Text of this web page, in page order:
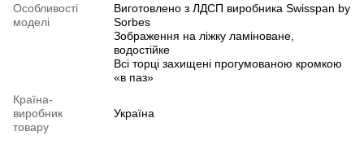
Особливості
моделі
Виготовлено з ЛДСП виробника Swisspan by
Sorbes
Зображення на ліжку ламіноване,
водостійке
Всі торці захищені прогумованою кромкою
«в паз»
Країна-
виробник
товару
Україна